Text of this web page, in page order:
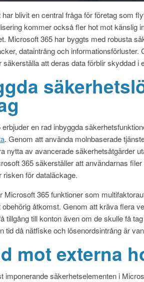
blivit en central fråga för företag som
kommer också fler hot mot känslig
Microsoft 365 har byggts med robusta
dataintrång och
att deras data förblir skyddad i
en rad inbyggda
. Genom att använda molnbaserade
nytta av avancerade säkerhetsåtgärder
365 säkerställer att användarnas
för dataläckage.
Microsoft 365 funktioner som
åtkomst. Genom att kräva flera
tillgång till konton även om de skulle få
tid då nätfiske och lösenordsintrång är
mot externa
imponerande säkerhetselementen i